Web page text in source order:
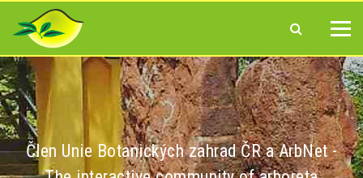
Člen Unie Botanických zahrad ČR a ArbNet -